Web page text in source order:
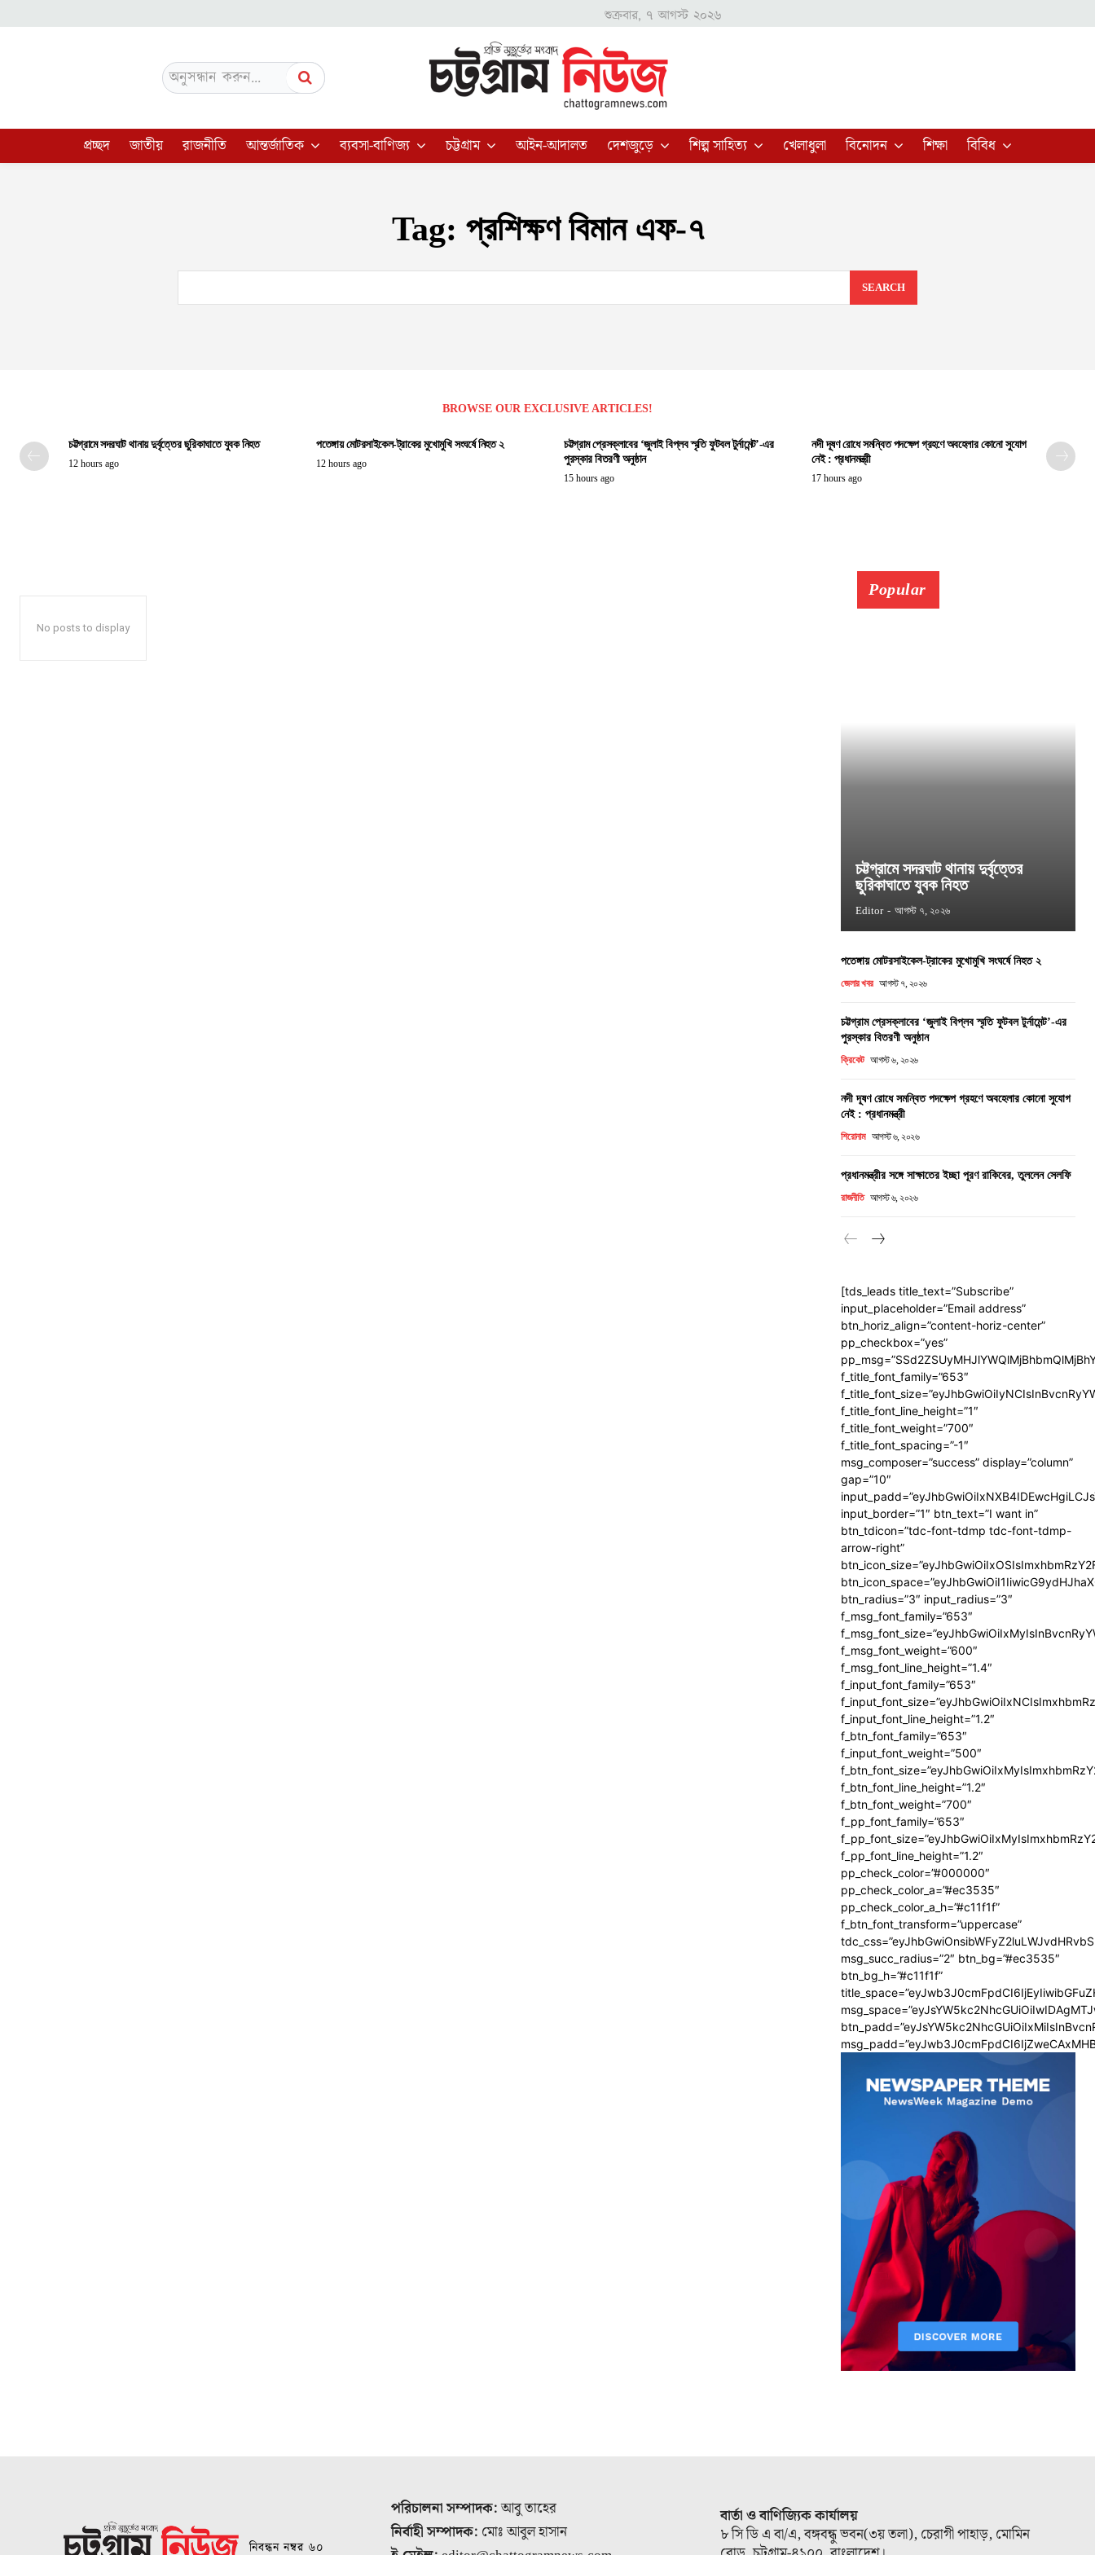
শুক্রবার, ৭ আগস্ট ২০২৬
অনুসন্ধান করুন...
প্রচ্ছদ জাতীয় রাজনীতি আন্তর্জাতিক ব্যবসা-বাণিজ্য চট্টগ্রাম আইন-আদালত দেশজুড়ে শিল্প সাহিত্য খেলাধুলা বিনোদন শিক্ষা বিবিধ
Tag: প্রশিক্ষণ বিমান এফ-৭
SEARCH
BROWSE OUR EXCLUSIVE ARTICLES!
চট্টগ্রামে সদরঘাট থানায় দুর্বৃত্তের ছুরিকাঘাতে যুবক নিহত
12 hours ago
পতেঙ্গায় মোটরসাইকেল-ট্রাকের মুখোমুখি সংঘর্ষে নিহত ২
12 hours ago
চট্টগ্রাম প্রেসক্লাবের ‘জুলাই বিপ্লব স্মৃতি ফুটবল টুর্নামেন্ট’-এর
পুরস্কার বিতরণী অনুষ্ঠান
15 hours ago
নদী দূষণ রোধে সমন্বিত পদক্ষেপ গ্রহণে অবহেলার কোনো সুযোগ
নেই : প্রধানমন্ত্রী
17 hours ago
No posts to display
Popular
চট্টগ্রামে সদরঘাট থানায় দুর্বৃত্তের
ছুরিকাঘাতে যুবক নিহত
Editor - আগস্ট ৭, ২০২৬
পতেঙ্গায় মোটরসাইকেল-ট্রাকের মুখোমুখি সংঘর্ষে নিহত ২
জেলার খবর আগস্ট ৭, ২০২৬
চট্টগ্রাম প্রেসক্লাবের ‘জুলাই বিপ্লব স্মৃতি ফুটবল টুর্নামেন্ট’-এর
পুরস্কার বিতরণী অনুষ্ঠান
ক্রিকেট আগস্ট ৬, ২০২৬
নদী দূষণ রোধে সমন্বিত পদক্ষেপ গ্রহণে অবহেলার কোনো সুযোগ
নেই : প্রধানমন্ত্রী
শিরোনাম আগস্ট ৬, ২০২৬
প্রধানমন্ত্রীর সঙ্গে সাক্ষাতের ইচ্ছা পূরণ রাকিবের, তুললেন সেলফি
রাজনীতি আগস্ট ৬, ২০২৬
[tds_leads title_text=”Subscribe”
input_placeholder=”Email address”
btn_horiz_align=”content-horiz-center”
pp_checkbox=”yes”
f_title_font_family=”653″
f_title_font_line_height=”1″
f_title_font_weight=”700″
f_title_font_spacing=”-1″
msg_composer=”success” display=”column”
gap=”10″
input_border=”1″ btn_text=”I want in”
btn_tdicon=”tdc-font-tdmp tdc-font-tdmp-
arrow-right”
btn_radius=”3″ input_radius=”3″
f_msg_font_family=”653″
f_msg_font_weight=”600″
f_msg_font_line_height=”1.4″
f_input_font_family=”653″
f_input_font_line_height=”1.2″
f_btn_font_family=”653″
f_input_font_weight=”500″
f_btn_font_line_height=”1.2″
f_btn_font_weight=”700″
f_pp_font_family=”653″
f_pp_font_line_height=”1.2″
pp_check_color=”#000000″
pp_check_color_a=”#ec3535″
pp_check_color_a_h=”#c11f1f”
f_btn_font_transform=”uppercase”
msg_succ_radius=”2″ btn_bg=”#ec3535″
btn_bg_h=”#c11f1f”
নিবন্ধন নম্বর ৬০
পরিচালনা সম্পাদক:আবু তাহের
নির্বাহী সম্পাদক: মোঃ আবুল হাসান
বার্তা ও বাণিজ্যিক কার্যালয়
৮ সি ডি এ বা/এ, বঙ্গবন্ধু ভবন(৩য় তলা), চেরাগী পাহাড়, মোমিন